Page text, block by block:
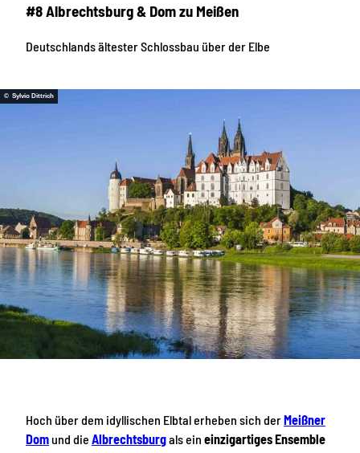
#8 Albrechtsburg & Dom zu Meißen
Deutschlands ältester Schlossbau über der Elbe
© Sylvio Dittrich
Hoch über dem idyllischen Elbtal erheben sich derMeißner
Domund die Albrechtsburgals ein einzigartiges Ensemble